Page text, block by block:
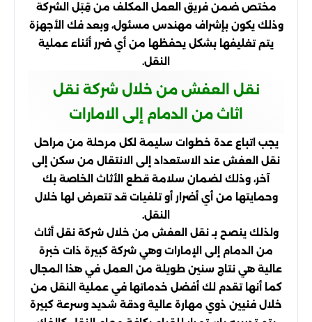
مختص ضمن فريق العمل المكلف من قِبَل الشركة
وذلك يكون بإشراف مهندس مسئول، وبعد فك الأجهزة
يتم تغليفها بشكل يحفظها من أي ضرر أثناء عملية
النقل.
نقل العفش من خلال شركة نقل
اثاث من الدمام إلى الامارات
يجب اتباع عدة خطوات سليمة لكل مرحلة من مراحل
نقل العفش عند الاستعداد إلى الانتقال من سكن إلى
آخر، وذلك لضمان سلامة قطع الأثاث الخاصة بك
وحمايتها من أي أضرار أو تلفيات قد تتعرض لها خلال
النقل.
ولذلك ينصح بـ نقل العفش من خلال شركة نقل أثاث
من الدمام إلى الإمارات وهي شركة كبيرة ذات خبرة
عالية هي نتاج سنين طويلة من العمل في هذا المجال
كما أنها تقدم لك أفضل خدماتها في عملية النقل من
خلال فنيين ذوي مهارة عالية ودقة شديد وسرعة كبيرة